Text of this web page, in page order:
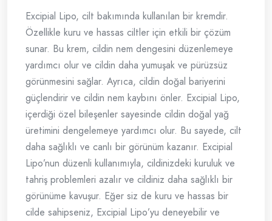
Excipial Lipo, cilt bakımında kullanılan bir kremdir.
Özellikle kuru ve hassas ciltler için etkili bir çözüm
sunar. Bu krem, cildin nem dengesini düzenlemeye
yardımcı olur ve cildin daha yumuşak ve pürüzsüz
görünmesini sağlar. Ayrıca, cildin doğal bariyerini
güçlendirir ve cildin nem kaybını önler. Excipial Lipo,
içerdiği özel bileşenler sayesinde cildin doğal yağ
üretimini dengelemeye yardımcı olur. Bu sayede, cilt
daha sağlıklı ve canlı bir görünüm kazanır. Excipial
Lipo’nun düzenli kullanımıyla, cildinizdeki kuruluk ve
tahriş problemleri azalır ve cildiniz daha sağlıklı bir
görünüme kavuşur. Eğer siz de kuru ve hassas bir
cilde sahipseniz, Excipial Lipo’yu deneyebilir ve